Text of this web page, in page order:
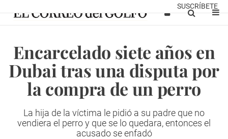
SUSCRÍBETE
Encarcelado siete años en
Dubai tras una disputa por
la compra de un perro
La hija de la víctima le pidió a su padre que no
vendiera el perro y que se lo quedara, entonces el
acusado se enfadó